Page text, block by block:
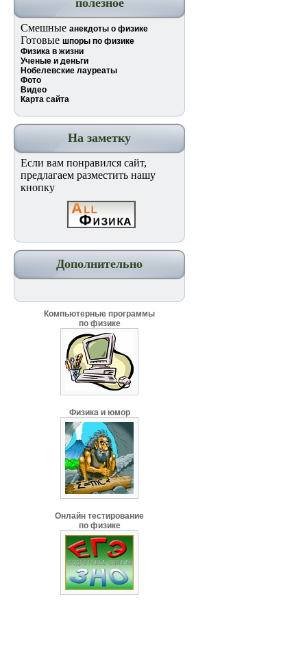
полезное
Смешные анекдоты о физике
Готовые шпоры по физике
Физика в жизни
Ученые и деньги
Нобелевские лауреаты
Фото
Видео
Карта сайта
На заметку
Если вам понравился сайт,
предлагаем разместить нашу
кнопку
Дополнительно
Компьютерные программы
по физике
Физика и юмор
Онлайн тестирование
по физике